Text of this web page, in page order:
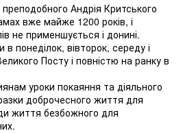
Андрія Критського
вже майже 1200 років, і
не применшується і донині.
понеділок, вівторок, середу і
Посту і повністю на ранку в
уроки покаяння та діяльного
доброчесного життя для
життя безбожного для